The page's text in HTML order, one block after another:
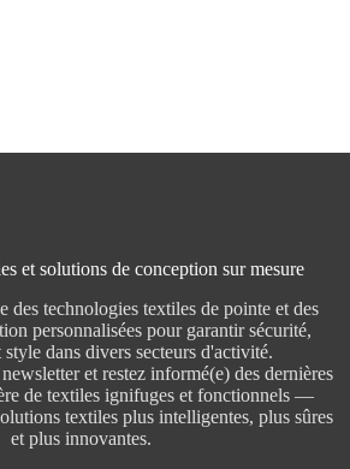
et solutions de conception sur mesure
des technologies textiles de pointe et des
personnalisées pour garantir sécurité,
dans divers secteurs d'activité.
et restez informé(e) des dernières
de textiles ignifuges et fonctionnels —
textiles plus intelligentes, plus sûres
et plus innovantes.